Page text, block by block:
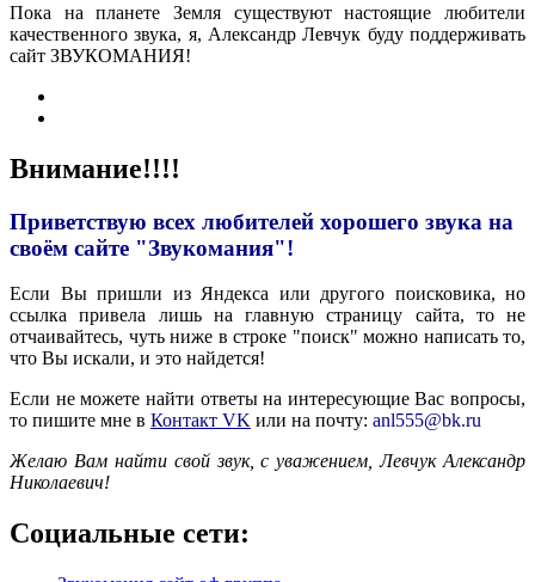
Пока на планете Земля существуют настоящие любители
качественного звука, я, Александр Левчук буду поддерживать
сайт ЗВУКОМАНИЯ!
Внимание!!!!
Приветствую всех любителей хорошего звука на
своём сайте "Звукомания"!
Если Вы пришли из Яндекса или другого поисковика, но
ссылка привела лишь на главную страницу сайта, то не
отчаивайтесь, чуть ниже в строке "поиск" можно написать то,
что Вы искали, и это найдется!
Если не можете найти ответы на интересующие Вас вопросы,
то пишите мне в Контакт VK или на почту: anl555@bk.ru
Желаю Вам найти свой звук, с уважением, Левчук Александр
Николаевич!
Социальные сети: